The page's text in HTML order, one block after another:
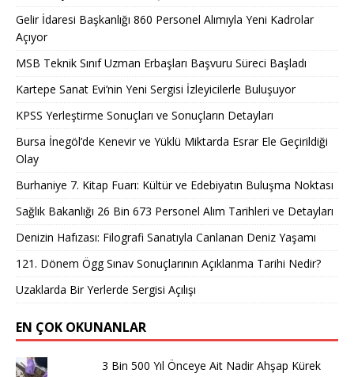
Gelir İdaresi Başkanlığı 860 Personel Alımıyla Yeni Kadrolar
Açıyor
MSB Teknik Sınıf Uzman Erbaşları Başvuru Süreci Başladı
Kartepe Sanat Evi’nin Yeni Sergisi İzleyicilerle Buluşuyor
KPSS Yerleştirme Sonuçları ve Sonuçların Detayları
Bursa İnegöl’de Kenevir ve Yüklü Miktarda Esrar Ele Geçirildiği
Olay
Burhaniye 7. Kitap Fuarı: Kültür ve Edebiyatın Buluşma Noktası
Sağlık Bakanlığı 26 Bin 673 Personel Alım Tarihleri ve Detayları
Denizin Hafızası: Filografi Sanatıyla Canlanan Deniz Yaşamı
121. Dönem Ögg Sınav Sonuçlarının Açıklanma Tarihi Nedir?
Uzaklarda Bir Yerlerde Sergisi Açılışı
EN ÇOK OKUNANLAR
3 Bin 500 Yıl Önceye Ait Nadir Ahşap Kürek